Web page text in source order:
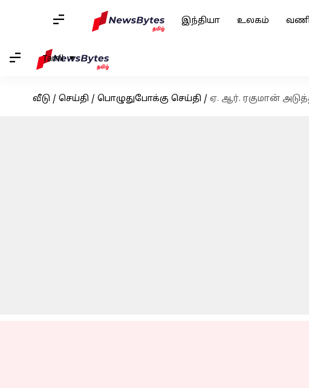
இந்தியா உலகம்
Tamil
வீடு / செய்தி / பொழுதுபோக்கு செய்தி / ஏ. ஆர். ரகுமான்